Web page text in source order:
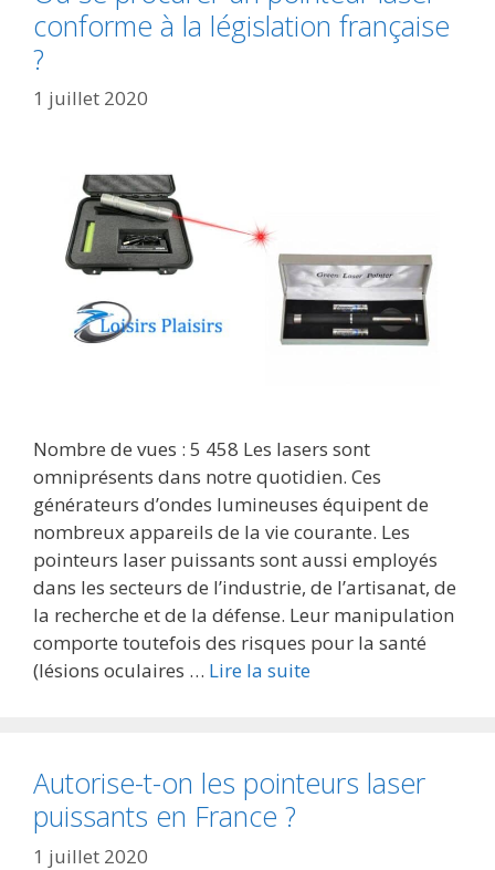
conforme à la législation française
?
1 juillet 2020
Nombre de vues : 5 458 Les lasers sont
omniprésents dans notre quotidien. Ces
générateurs d’ondes lumineuses équipent de
nombreux appareils de la vie courante. Les
pointeurs laser puissants sont aussi employés
dans les secteurs de l’industrie, de l’artisanat, de
la recherche et de la défense. Leur manipulation
comporte toutefois des risques pour la santé
(lésions oculaires … Lire la suite
Autorise-t-on les pointeurs laser
puissants en France ?
1 juillet 2020